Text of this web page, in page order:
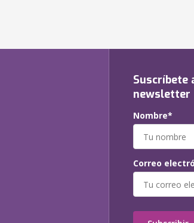
Suscríbete
newsletter
Nombre*
Correo